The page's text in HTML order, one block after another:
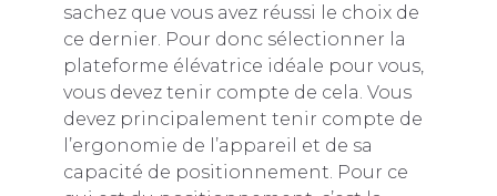
sachez que vous avez réussi le choix de
ce dernier. Pour donc sélectionner la
plateforme élévatrice idéale pour vous,
vous devez tenir compte de cela. Vous
devez principalement tenir compte de
l’ergonomie de l’appareil et de sa
capacité de positionnement. Pour ce